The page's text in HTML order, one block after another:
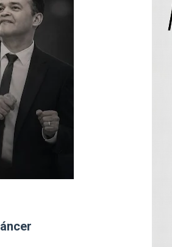
de Sánchez
de hasta 10 años de prisión
en fritura de SFM
este miércoles